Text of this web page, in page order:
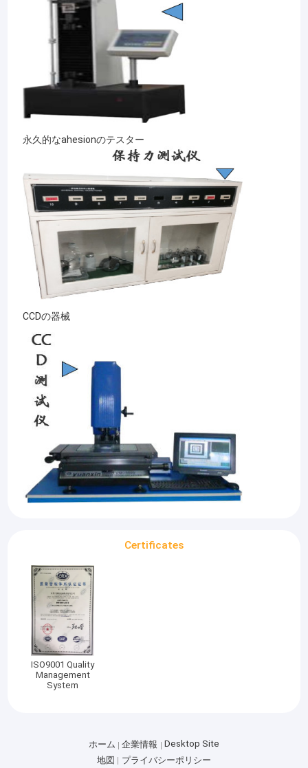
家へ
永久的なahesionのテスター
CCDの器械
Certificates
ISO9001 Quality
Management
System
ォームおよび布地、銅およびアルミ箔、PET/PC/PVCマイラーな
どのダイカット部品の専門メーカーです。これらの製品は、コン
ホーム 企業情報
Desktop Site
地図
プライバシーポリシー